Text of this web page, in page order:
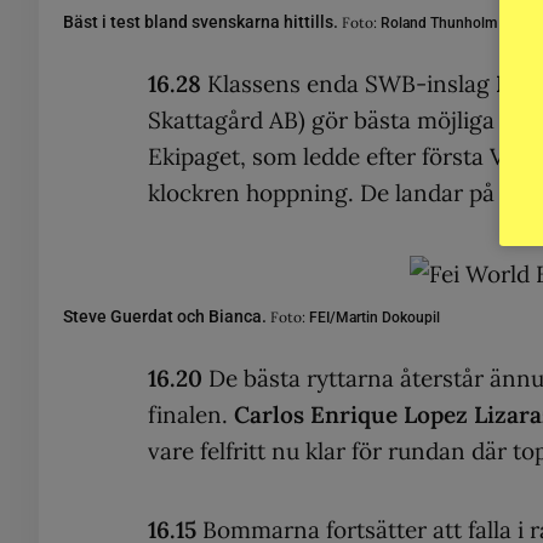
Bäst i test bland svenskarna hittills. Foto: Roland Thunholm
16.28 Klassens enda SWB-inslag
Skattagård AB) gör bästa möjliga
Ekipaget, som ledde efter första
klockren hoppning. De landar på 8,0
Steve Guerdat och Bianca. Foto: FEI/Martin Dokoupil
16.20 De bästa ryttarna återstår
finalen. Carlos Enrique Lopez
vare felfritt nu klar för rundan där
16.15 Bommarna fortsätter att falla i